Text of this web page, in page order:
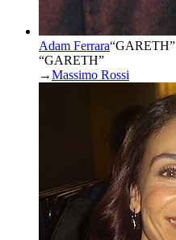
Adam Ferrara“GARETH”
“GARETH”
→Massimo Rossi